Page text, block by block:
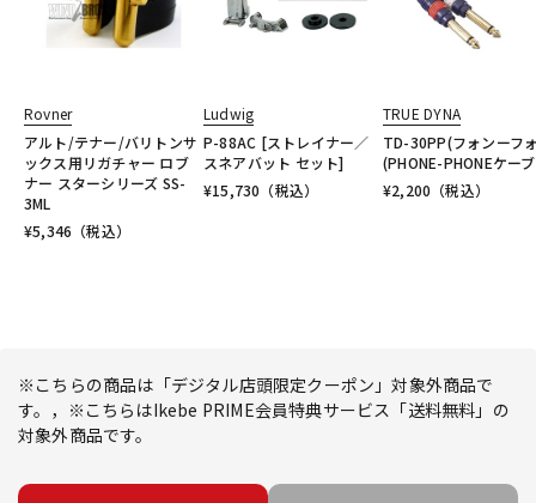
Rovner
アルト/テナー/バリトンサ
ックス用リガチャー ロブ
ナー スターシリーズ SS-
3ML
¥5,346 （税込）
Ludwig
P-88AC [ストレイナー／
スネアバット セット]
¥15,730 （税込）
TRUE DYNA
TD-30PP(フォンーフ
(PHONE-PHONEケー
¥2,200 （税込）
※こちらの商品は「デジタル店頭限定クーポン」対象外商品で
す。，※こちらはIkebe PRIME会員特典サービス「送料無料」の
対象外商品です。